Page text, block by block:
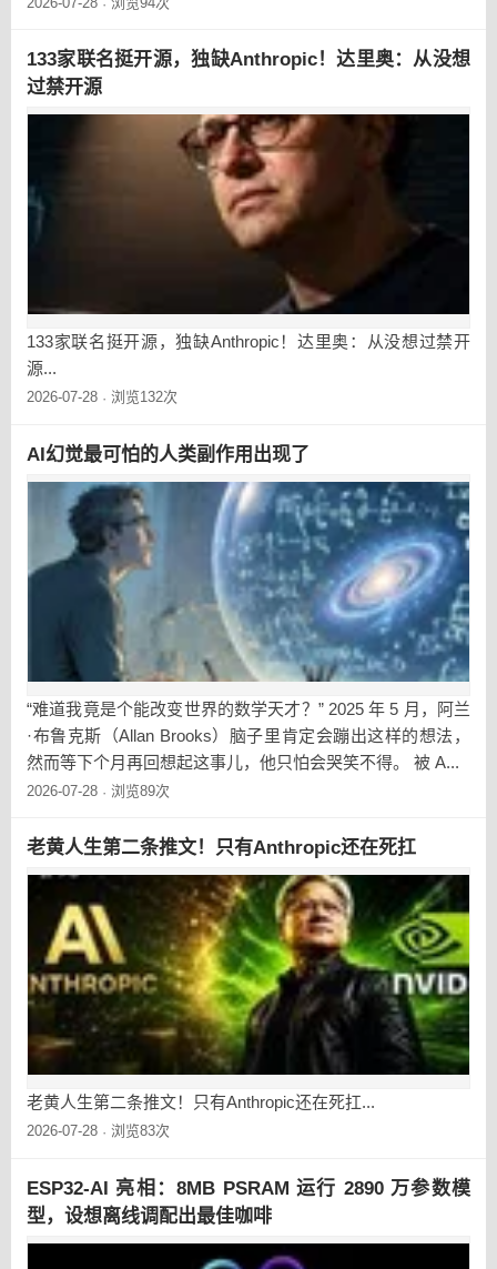
133家联名挺开源，独缺Anthropic！达里奥：从没想
过禁开源
133家联名挺开源，独缺Anthropic！达里奥：从没想过禁开
源...
2026-07-28 · 浏览132次
AI幻觉最可怕的人类副作用出现了
“难道我竟是个能改变世界的数学天才？” 2025 年 5 月，阿兰
·布鲁克斯（Allan Brooks）脑子里肯定会蹦出这样的想法，
然而等下个月再回想起这事儿，他只怕会哭笑不得。 被 A...
2026-07-28 · 浏览89次
老黄人生第二条推文！只有Anthropic还在死扛
老黄人生第二条推文！只有Anthropic还在死扛...
2026-07-28 · 浏览83次
ESP32-AI 亮相：8MB PSRAM 运行 2890 万参数模
型，设想离线调配出最佳咖啡